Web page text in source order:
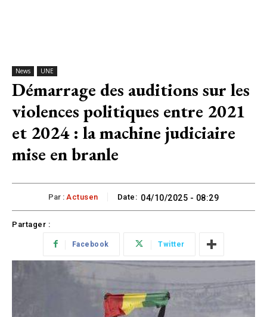
News UNE
Démarrage des auditions sur les
violences politiques entre 2021
et 2024 : la machine judiciaire
mise en branle
Par : Actusen Date: 04/10/2025 - 08:29
Partager :
Facebook Twitter